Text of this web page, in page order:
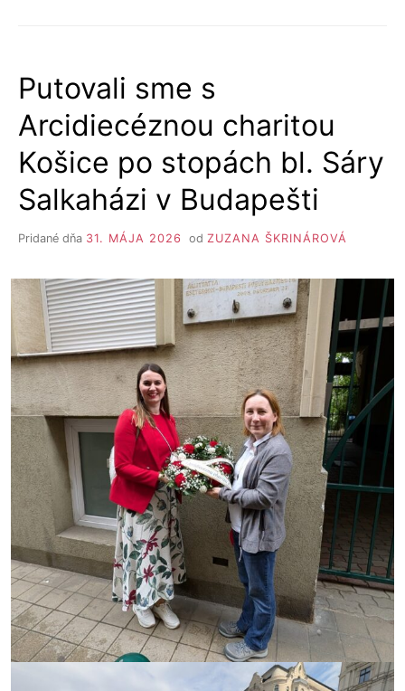
Putovali sme s
Arcidiecéznou charitou
Košice po stopách bl. Sáry
Salkaházi v Budapešti
Pridané dňa 31. MÁJA 2026 od ZUZANA ŠKRINÁROVÁ